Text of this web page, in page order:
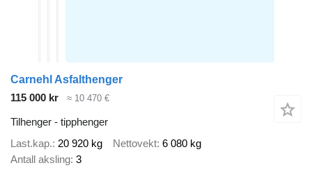
Carnehl Asfalthenger
115 000 kr
≈ 10 470 €
Tilhenger - tipphenger
Last.kap. 20 920 kg Nettovekt 6 080 kg
Antall aksling 3